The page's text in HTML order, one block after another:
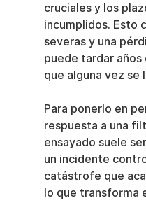
cruciales y los
incumplidos. Esto
severas y una
puede tardar años
que alguna vez se
Para ponerlo en
respuesta a una
ensayado suele
un incidente
catástrofe que
lo que transforma